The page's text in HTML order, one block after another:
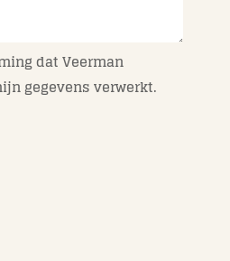
dat Veerman
gegevens verwerkt.